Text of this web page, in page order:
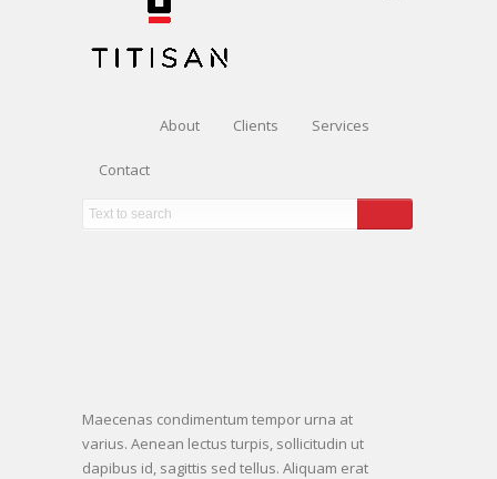
About Clients Services
Contact
Maecenas condimentum tempor urna at
varius. Aenean lectus turpis, sollicitudin ut
dapibus id, sagittis sed tellus. Aliquam erat